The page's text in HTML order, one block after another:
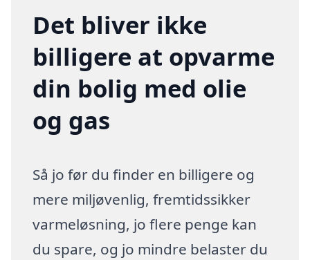
Det bliver ikke
billigere at opvarme
din bolig med olie
og gas
Så jo før du finder en billigere og
mere miljøvenlig, fremtidssikker
varmeløsning, jo flere penge kan
du spare, og jo mindre belaster du